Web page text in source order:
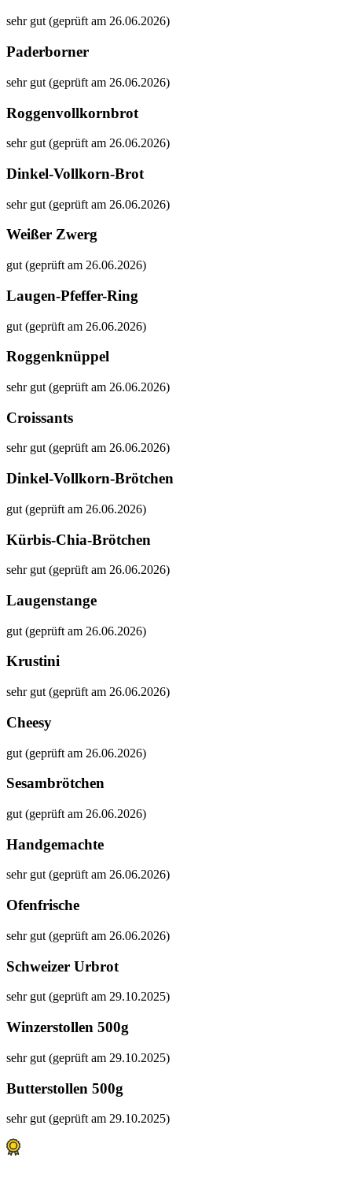
sehr gut (geprüft am 26.06.2026)
Paderborner
sehr gut (geprüft am 26.06.2026)
Roggenvollkornbrot
sehr gut (geprüft am 26.06.2026)
Dinkel-Vollkorn-Brot
sehr gut (geprüft am 26.06.2026)
Weißer Zwerg
gut (geprüft am 26.06.2026)
Laugen-Pfeffer-Ring
gut (geprüft am 26.06.2026)
Roggenknüppel
sehr gut (geprüft am 26.06.2026)
Croissants
sehr gut (geprüft am 26.06.2026)
Dinkel-Vollkorn-Brötchen
gut (geprüft am 26.06.2026)
Kürbis-Chia-Brötchen
sehr gut (geprüft am 26.06.2026)
Laugenstange
gut (geprüft am 26.06.2026)
Krustini
sehr gut (geprüft am 26.06.2026)
Cheesy
gut (geprüft am 26.06.2026)
Sesambrötchen
gut (geprüft am 26.06.2026)
Handgemachte
sehr gut (geprüft am 26.06.2026)
Ofenfrische
sehr gut (geprüft am 26.06.2026)
Schweizer Urbrot
sehr gut (geprüft am 29.10.2025)
Winzerstollen 500g
sehr gut (geprüft am 29.10.2025)
Butterstollen 500g
sehr gut (geprüft am 29.10.2025)